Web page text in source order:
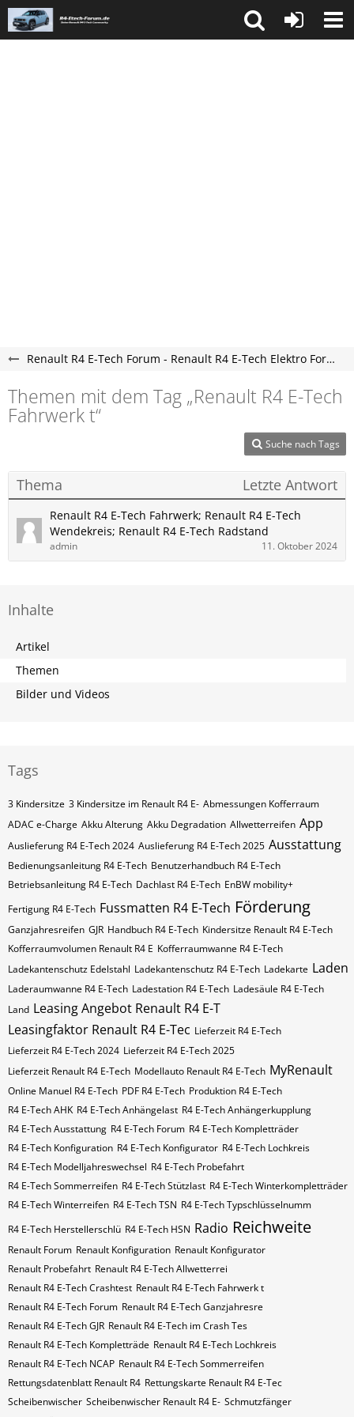
Renault R4 E-Tech Forum - Renault R4 E-Tech Elektro Forum
Themen mit dem Tag „Renault R4 E-Tech
Fahrwerk t“
Suche nach Tags
Thema Letzte Antwort
Renault R4 E-Tech Fahrwerk; Renault R4 E-Tech
Wendekreis; Renault R4 E-Tech Radstand
admin 11. Oktober 2024
Inhalte
Artikel
Themen
Bilder und Videos
Tags
3 Kindersitze 3 Kindersitze im Renault R4 E- Abmessungen Kofferraum
ADAC e-Charge Akku Alterung Akku Degradation Allwetterreifen App
Auslieferung R4 E-Tech 2024 Auslieferung R4 E-Tech 2025 Ausstattung
Bedienungsanleitung R4 E-Tech Benutzerhandbuch R4 E-Tech
Betriebsanleitung R4 E-Tech Dachlast R4 E-Tech EnBW mobility+
Fertigung R4 E-Tech Fussmatten R4 E-Tech Förderung
Ganzjahresreifen GJR Handbuch R4 E-Tech Kindersitze Renault R4 E-Tech
Kofferraumvolumen Renault R4 E Kofferraumwanne R4 E-Tech
Ladekantenschutz Edelstahl Ladekantenschutz R4 E-Tech Ladekarte Laden
Laderaumwanne R4 E-Tech Ladestation R4 E-Tech Ladesäule R4 E-Tech
Land Leasing Angebot Renault R4 E-T
Leasingfaktor Renault R4 E-Tec Lieferzeit R4 E-Tech
Lieferzeit R4 E-Tech 2024 Lieferzeit R4 E-Tech 2025
Lieferzeit Renault R4 E-Tech Modellauto Renault R4 E-Tech MyRenault
Online Manuel R4 E-Tech PDF R4 E-Tech Produktion R4 E-Tech
R4 E-Tech AHK R4 E-Tech Anhängelast R4 E-Tech Anhängerkupplung
R4 E-Tech Ausstattung R4 E-Tech Forum R4 E-Tech Kompletträder
R4 E-Tech Konfiguration R4 E-Tech Konfigurator R4 E-Tech Lochkreis
R4 E-Tech Modelljahreswechsel R4 E-Tech Probefahrt
R4 E-Tech Sommerreifen R4 E-Tech Stützlast R4 E-Tech Winterkompletträder
R4 E-Tech Winterreifen R4 E-Tech​​​​ TSN R4 E-Tech​​​​ Typschlüsselnumm
R4 E-Tech​​​​​ Herstellerschlü R4 E-Tech​​​​​ HSN Radio Reichweite
Renault Forum Renault Konfiguration Renault Konfigurator
Renault Probefahrt Renault R4 E-Tech Allwetterrei
Renault R4 E-Tech Crashtest Renault R4 E-Tech Fahrwerk t
Renault R4 E-Tech Forum Renault R4 E-Tech Ganzjahresre
Renault R4 E-Tech GJR Renault R4 E-Tech im Crash Tes
Renault R4 E-Tech Kompletträde Renault R4 E-Tech Lochkreis
Renault R4 E-Tech NCAP Renault R4 E-Tech Sommerreifen
Rettungsdatenblatt Renault R4 Rettungskarte Renault R4 E-Tec
Scheibenwischer Scheibenwischer Renault​ R4 E- Schmutzfänger